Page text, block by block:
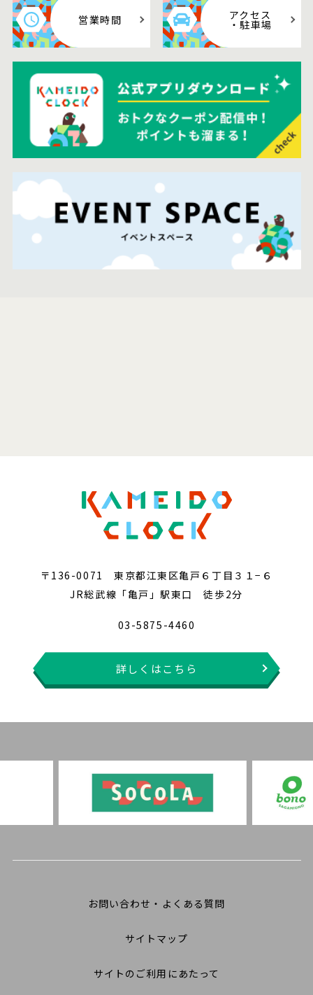
営業時間 アクセス
・駐車場
〒136-0071 東京都江東区亀戸６丁目３１−６
JR総武線「亀戸」駅東口 徒歩2分
03-5875-4460
詳しくはこちら
お問い合わせ・よくある質問
サイトマップ
サイトのご利用にあたって